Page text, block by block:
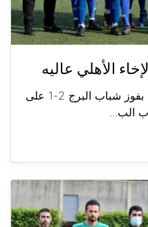
الأهلي عاليه
إنتهاء المباراة على ملعب العهد بفوز شباب البرج 2-1 على
الب...